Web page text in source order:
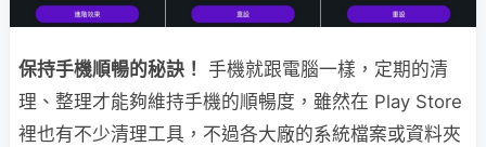
保持手機順暢的秘訣！ 手機就跟電腦一樣，定期的清
理、整理才能夠維持手機的順暢度，雖然在 Play Store
裡也有不少清理工具，不過各大廠的系統檔案或資料夾